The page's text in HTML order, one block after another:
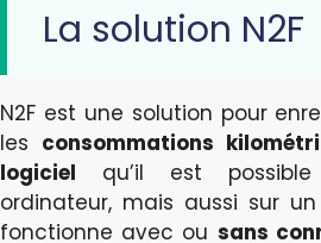
La solution N2F
N2F est une solution pour
les consommations
logiciel qu’il est possible
ordinateur, mais aussi sur
fonctionne avec ou sans